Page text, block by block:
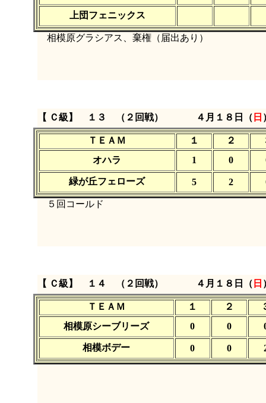
上団フェニックス
相模原グラシアス、棄権（届出あり）
【 Ｃ級】 １３ （２回戦） ４月１８日（ 日
ＴＥＡＭ １ ２
オハラ
1 0
緑が丘フェローズ 5 2
５回コールド
【 Ｃ級】 １４ （２回戦） ４月１８日（ 日
ＴＥＡＭ １ ２
相模原シーブリーズ
0 0
相模ボデー 0 0